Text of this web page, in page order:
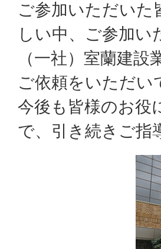
ご参加いただいた
しい中、ご参加
（一社）室蘭建
ご依頼をいただい
今後も皆様のお役
で、引き続きご指